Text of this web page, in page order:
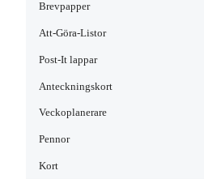
Brevpapper
Att-Göra-Listor
Post-It lappar
Anteckningskort
Veckoplanerare
Pennor
Kort